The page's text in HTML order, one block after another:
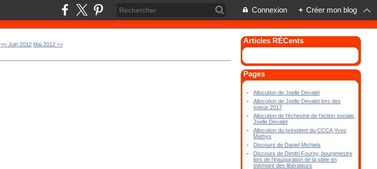
Connexion + Créer mon blog
<< Juin 2012 Mai 2012 >> Articles RÉCents
Pages
Allocution de Joelle Devalet
Allocution de Joelle Devalet lors des
voeux 2017
Allocution de l'échevine de l'action sociale,
Joelle Devalet
Allocution du président du CCCA,Yves
Mathys
Discours de Daniel Michiels
Discours de Dimitri Fourny, bourgmestre
lors de l'inauguration de la stèle en
mémoire des libérateurs